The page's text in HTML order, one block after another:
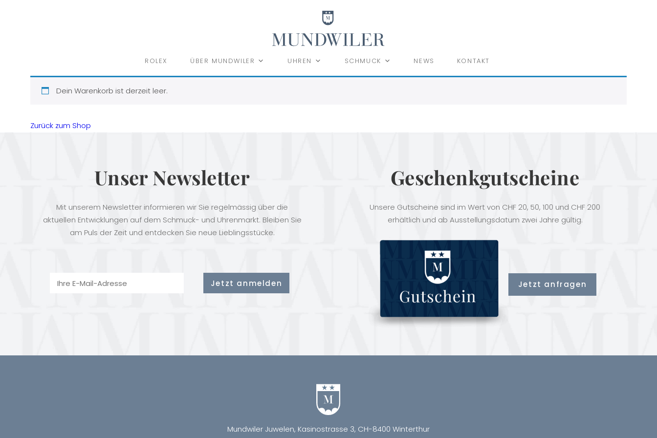
ROLEX ÜBER MUNDWILER UHREN SCHMUCK NEWS KONTAKT
Dein Warenkorb ist derzeit leer.
Zurück zum Shop
Unser Newsletter
Mit unserem Newsletter informieren wir Sie regelmässig über die
aktuellen Entwicklungen auf dem Schmuck- und Uhrenmarkt. Bleiben Sie
am Puls der Zeit und entdecken Sie neue Lieblingsstücke.
Geschenkgutscheine
Unsere Gutscheine sind im Wert von CHF 20, 50, 100 und CHF 200
erhältlich und ab Ausstellungsdatum zwei Jahre gültig.
Jetzt anfragen
Mundwiler Juwelen, Kasinostrasse 3, CH-8400 Winterthur